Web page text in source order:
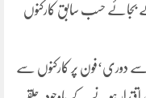
بجائے حسب سابق کارکنوں
سے دوری‘فون پر کارکنوں سے